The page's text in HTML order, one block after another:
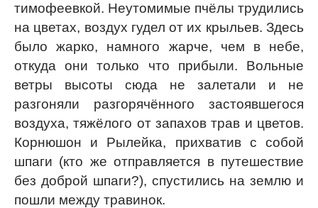
тимофеевкой. Неутомимые пчёлы трудились
на цветах, воздух гудел от их крыльев. Здесь
было жарко, намного жарче, чем в небе,
откуда они только что прибыли. Вольные
ветры высоты сюда не залетали и не
разгоняли разгорячённого застоявшегося
воздуха, тяжёлого от запахов трав и цветов.
Корнюшон и Рылейка, прихватив с собой
шпаги (кто же отправляется в путешествие
без доброй шпаги?), спустились на землю и
пошли между травинок.